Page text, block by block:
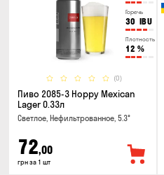
Горечь
30 IBU
Плотность
12 %
(0)
Пиво 2085-3 Hoppy Mexican
Lager 0.33л
Светлое, Нефильтрованное, 5.3°
72,00
грн за 1 шт